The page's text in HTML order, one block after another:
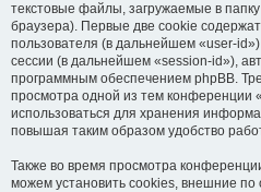
текстовые файлы, загружаемые в
браузера). Первые две cookie
пользователя (в дальнейшем «user-
сессии (в дальнейшем «session-id»),
программным обеспечением phpBB.
просмотра одной из тем конференции
использоваться для хранения
повышая таким образом удобство
Также во время просмотра
можем установить cookies, внешние